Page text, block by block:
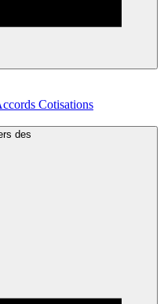
Cotisations
des